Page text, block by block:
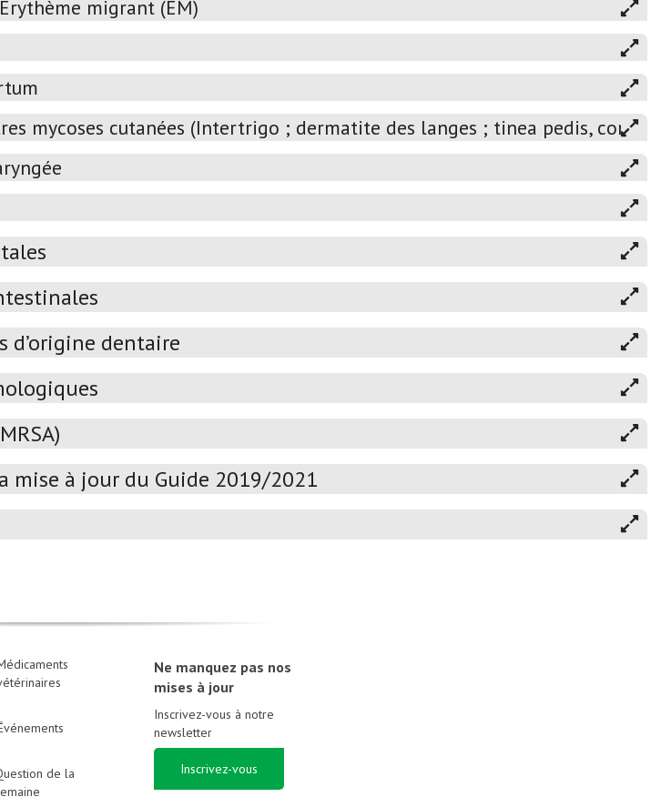
migrant (EM)
mycoses cutanées (Intertrigo ; dermatite des langes ; tinea pedis,
d’origine dentaire
mise à jour du Guide 2019/2021
de la
Ne manquez pas nos
mises à jour
Inscrivez-vous à notre
newsletter
Inscrivez-vous